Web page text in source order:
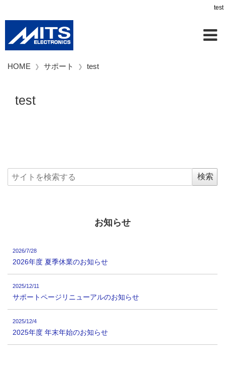
test
HOME サポート test
test
お知らせ
2026/7/28
2026年度 夏季休業のお知らせ
2025/12/11
サポートページリニューアルのお知らせ
2025/12/4
2025年度 年末年始のお知らせ